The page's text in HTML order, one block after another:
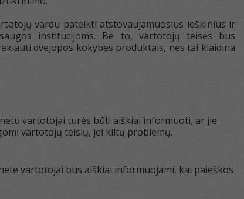
vardu pateikti atstovaujamuosius ieškinius ir
institucijoms. Be to, vartotojų teisės bus
dvejopos kokybės produktais, nes tai klaidina
vartotojai turės būti aiškiai informuoti, ar jie
vartotojų teisių, jei kiltų problemų.
vartotojai bus aiškiai informuojami, kai paieškos